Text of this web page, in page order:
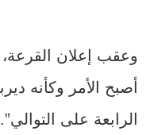
وعقب إعلان القرعة،
أصبح الأمر وكأنه
الرابعة على التوالي”.